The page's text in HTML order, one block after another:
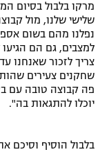
תקנון פעילות
רשיון להקרנה
הצטרפות לחבילת
לוח דרושים – ג'ובנט
תגיות
מרקו בלבול בסיום
שלישי שלנו, מול
נפלנו מהם בשום
למצבים, גם הם
צריך לזכור שאנחנו
שחקנים צעירים
פה קבוצה טובה עם
יוכלו להתגאות בה".
בלבול הוסיף וסיכם